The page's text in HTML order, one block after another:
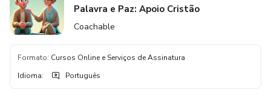
Palavra e Paz: Apoio Cristão
Coachable
Formato: Cursos Online e Serviços de Assinatura
Idioma: Português